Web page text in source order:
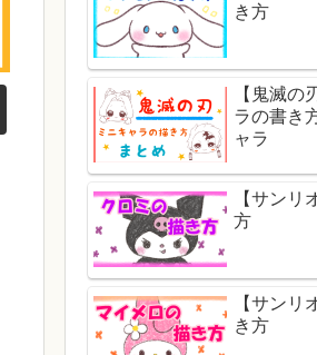
き方
【鬼滅の
ラの書き
ャラ
【サンリ
方
【サンリ
き方